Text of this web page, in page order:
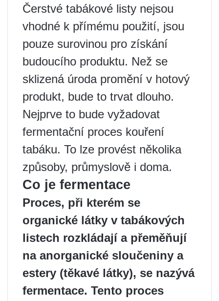
Čerstvé tabákové listy nejsou
vhodné k přímému použití, jsou
pouze surovinou pro získání
budoucího produktu. Než se
sklizená úroda promění v hotový
produkt, bude to trvat dlouho.
Nejprve to bude vyžadovat
fermentační proces kouření
tabáku. To lze provést několika
způsoby, průmyslově i doma.
Co je fermentace
Proces, při kterém se
organické látky v tabákových
listech rozkládají a přeměňují
na anorganické sloučeniny a
estery (těkavé látky), se nazývá
fermentace. Tento proces